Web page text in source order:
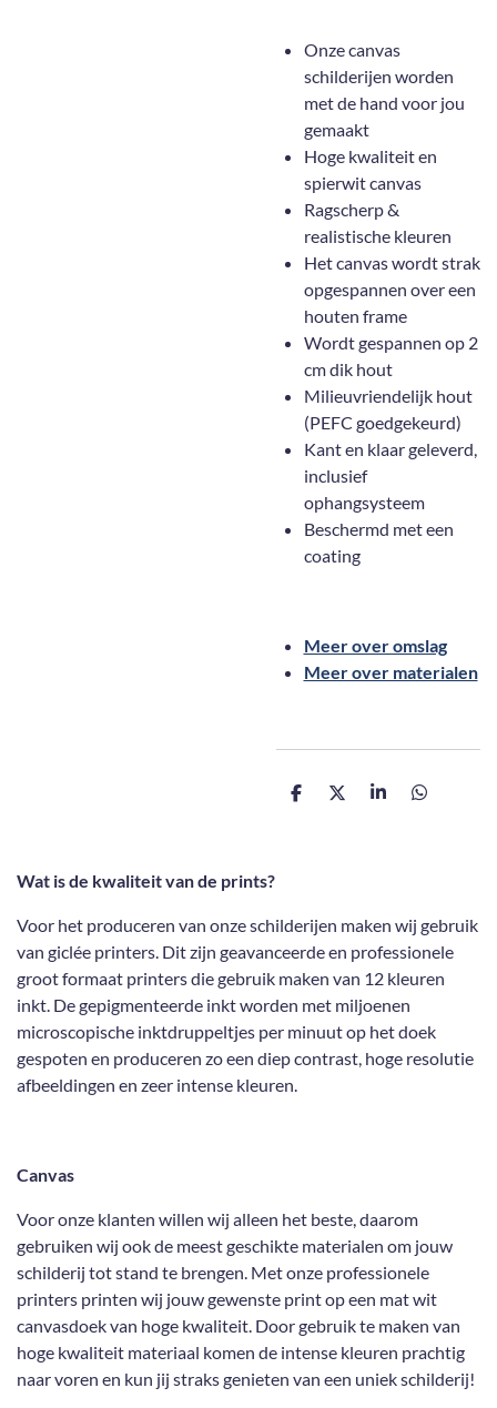
Onze canvas
schilderijen worden
met de hand voor jou
gemaakt
Hoge kwaliteit en
spierwit canvas
Ragscherp &
realistische kleuren
Het canvas wordt strak
opgespannen over een
houten frame
Wordt gespannen op 2
cm dik hout
Milieuvriendelijk hout
(PEFC goedgekeurd)
Kant en klaar geleverd,
inclusief
ophangsysteem
Beschermd met een
coating
Meer over omslag
Meer over materialen
D
D
S
D
Wat is de kwaliteit van de prints?
Voor het produceren van onze schilderijen maken wij gebruik
van giclée printers. Dit zijn geavanceerde en professionele
groot formaat printers die gebruik maken van 12 kleuren
inkt. De gepigmenteerde inkt worden met miljoenen
microscopische inktdruppeltjes per minuut op het doek
gespoten en produceren zo een diep contrast, hoge resolutie
afbeeldingen en zeer intense kleuren.
Canvas
Voor onze klanten willen wij alleen het beste, daarom
gebruiken wij ook de meest geschikte materialen om jouw
schilderij tot stand te brengen. Met onze professionele
printers printen wij jouw gewenste print op een mat wit
canvasdoek van hoge kwaliteit. Door gebruik te maken van
hoge kwaliteit materiaal komen de intense kleuren prachtig
naar voren en kun jij straks genieten van een uniek schilderij!